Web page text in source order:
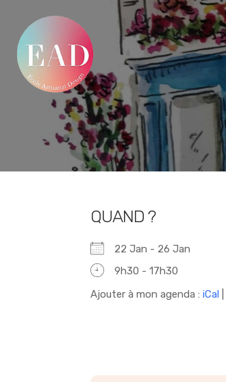
QUAND ?
22 Jan - 26 Jan
9h30 - 17h30
Ajouter à mon agenda : iCal